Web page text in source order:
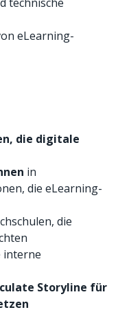
eLearning-
, die digitale
in
die eLearning-
die
interne
Storyline für